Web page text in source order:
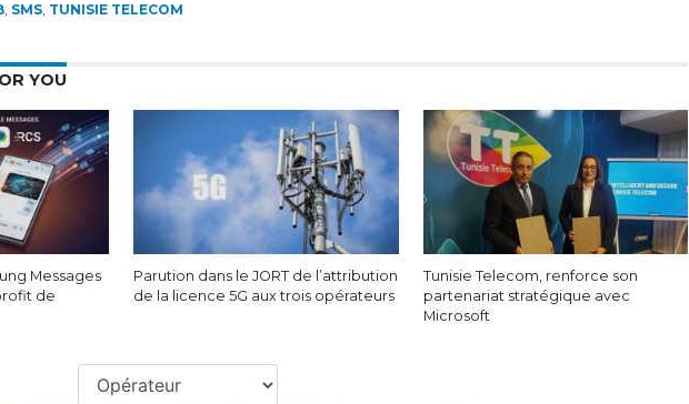
, SMS, TUNISIE TELECOM
YOU
Messages
de
Parution dans le JORT de l’attribution
de la licence 5G aux trois opérateurs
Tunisie Telecom, renforce son
partenariat stratégique avec
Microsoft